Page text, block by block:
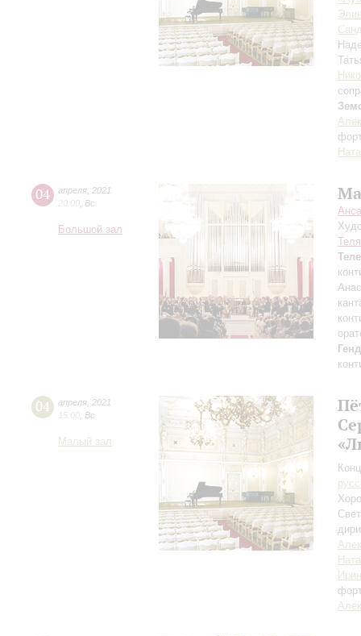
04 апреля 2021
20:00 Вс
Большой зал
04 апреля 2021
15:00 Вс
Малый зал